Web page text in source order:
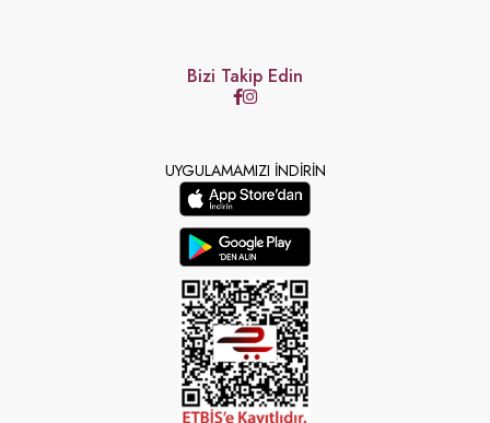
Bizi Takip Edin
UYGULAMAMIZI İNDİRİN